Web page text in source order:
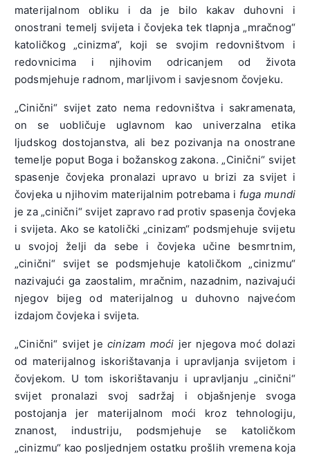
materijalnom obliku i da je bilo kakav duhovni i
onostrani temelj svijeta i čovjeka tek tlapnja „mračnog“
katoličkog „cinizma“, koji se svojim redovništvom i
redovnicima i njihovim odricanjem od života
podsmjehuje radnom, marljivom i savjesnom čovjeku.
„Cinični“ svijet zato nema redovništva i sakramenata,
on se uobličuje uglavnom kao univerzalna etika
ljudskog dostojanstva, ali bez pozivanja na onostrane
temelje poput Boga i božanskog zakona. „Cinični“ svijet
spasenje čovjeka pronalazi upravo u brizi za svijet i
čovjeka u njihovim materijalnim potrebama i fuga mundi
je za „cinični“ svijet zapravo rad protiv spasenja čovjeka
i svijeta. Ako se katolički „cinizam“ podsmjehuje svijetu
u svojoj želji da sebe i čovjeka učine besmrtnim,
„cinični“ svijet se podsmjehuje katoličkom „cinizmu“
nazivajući ga zaostalim, mračnim, nazadnim, nazivajući
njegov bijeg od materijalnog u duhovno najvećom
izdajom čovjeka i svijeta.
„Cinični“ svijet je cinizam moći jer njegova moć dolazi
od materijalnog iskorištavanja i upravljanja svijetom i
čovjekom. U tom iskorištavanju i upravljanju „cinični“
svijet pronalazi svoj sadržaj i objašnjenje svoga
postojanja jer materijalnom moći kroz tehnologiju,
znanost, industriju, podsmjehuje se katoličkom
„cinizmu“ kao posljednjem ostatku prošlih vremena koja